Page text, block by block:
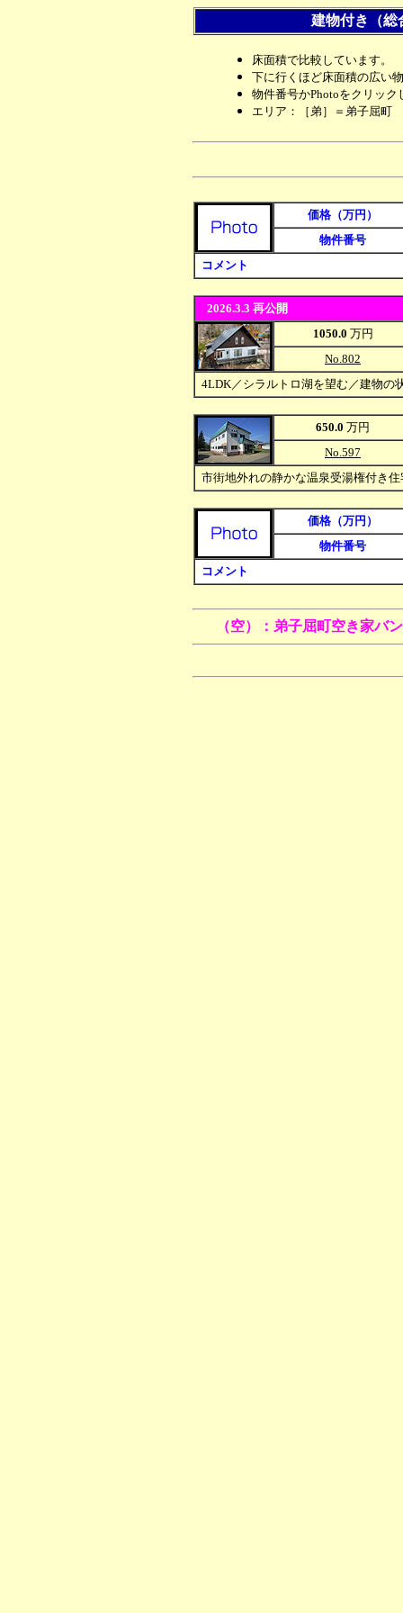
建物付き（総
床面積で比較しています。
下に行くほど床面積の広い
物件番号かPhotoをクリッ
エリア：［弟］＝弟子屈町
価格（万円）
物件番号
# コメント
2026.3.3 再公開
1050.0 万円
No.802
4LDK／シラルトロ湖を望む／建物の
650.0 万円
No.597
市街地外れの静かな温泉受湯権付き 住
価格（万円）
物件番号
# コメント
（空）：弟子屈町空き家バ